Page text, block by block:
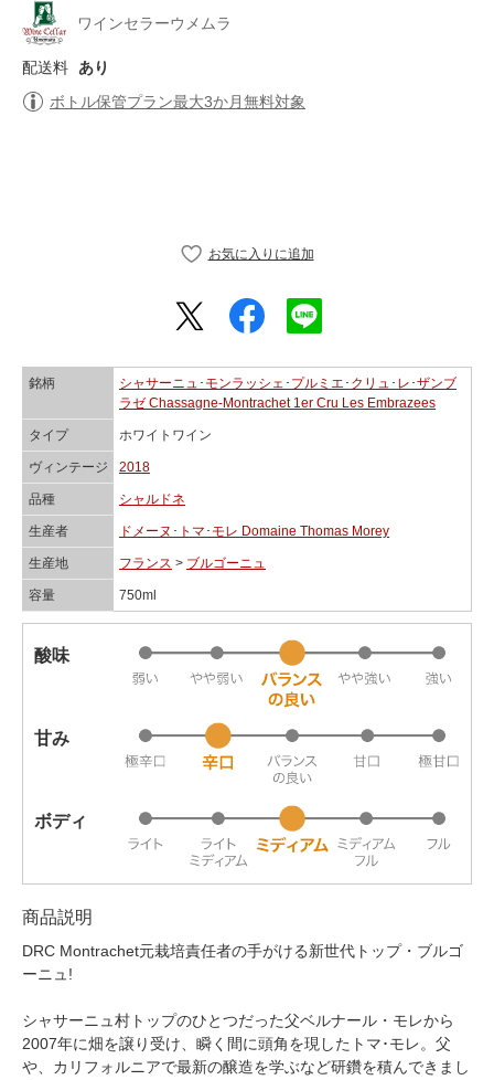
ワインセラーウメムラ
配送料
あり
ボトル保管プラン最大3か月無料対象
銘柄
シャサーニュ･モンラッシェ･プルミエ･クリュ･レ･ザンブ
ラゼ Chassagne-Montrachet 1er Cru Les Embrazees
タイプ ホワイトワイン
ヴィンテージ 2018
品種 シャルドネ
生産者 ドメーヌ･トマ･モレ Domaine Thomas Morey
生産地 フランス > ブルゴーニュ
容量 750ml
酸味
甘み
ボディ
商品説明
DRC Montrachet元栽培責任者の手がける新世代トップ・ブルゴ
ーニュ!
シャサーニュ村トップのひとつだった父ベルナール・モレから
2007年に畑を譲り受け、瞬く間に頭角を現したトマ･モレ。父
や、カリフォルニアで最新の醸造を学ぶなど研鑽を積んできまし